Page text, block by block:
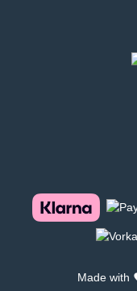
Made with